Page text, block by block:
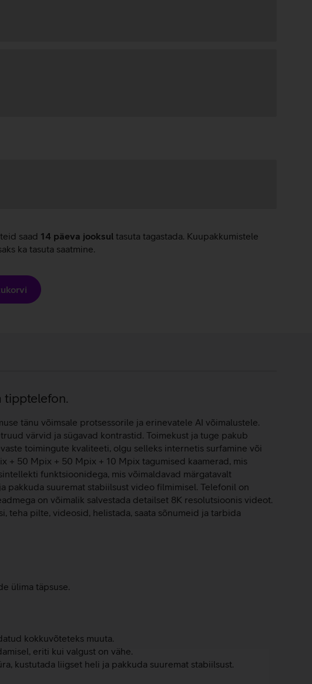
saad 14 päeva jooksul tasuta tagastada. Kuupakkumistele
ka tasuta saatmine.
tipptelefon.
tänu võimsale protsessorile ja erinevatele AI võimalustele.
värvid ja sügavad kontrastid. Toimekust ja tuge pakub
toimingute kvaliteeti, olgu selleks internetis surfamine või
+ 50 Mpix + 50 Mpix + 10 Mpix tagumised kaamerad, mis
funktsioonidega, mis võimaldavad märgatavalt
pakkuda suuremat stabiilsust video filmimisel. Telefonil on
on võimalik salvestada detailset 8K resolutsioonis videot.
pilte, videosid, helistada, saata sõnumeid ja tarbida
ülima täpsuse.
kokkuvõteteks muuta.
eriti kui valgust on vähe.
kustutada liigset heli ja pakkuda suuremat stabiilsust.